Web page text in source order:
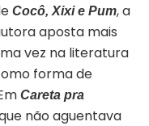
Cocô, Xixi e Pum, a
aposta mais
vez na literatura
forma de
Careta pra
não aguentava